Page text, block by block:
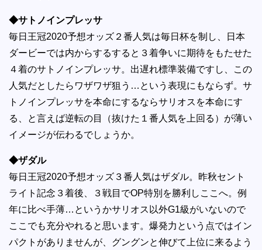
◆サトノインプレッサ
毎日王冠2020予想オッズ２番人気は毎日杯を制し、日本
ダービーでは内からするすると３着争いに期待をもたせた
４着のサトノインプレッサ。出遅れ標準装備ですし、この
人気だとしたらワザワザ狙う…という表現にもならず。サ
トノインプレッサを本命にするならサリオスを本命にす
る、と言えば逆転の目（抜けた１番人気を上回る）が薄い
イメージが伝わるでしょうか。
◆ザダル
毎日王冠2020予想オッズ３番人気はザダル。昨秋セント
ライト記念３着後、３戦目でOP特別を勝利しここへ。例
年に比べ手薄…というかサリオス以外G1級がいないので
ここでも充分やれると思います。爆発力という点ではイン
パクトがありませんが、グングンと伸びて上位に来るよう